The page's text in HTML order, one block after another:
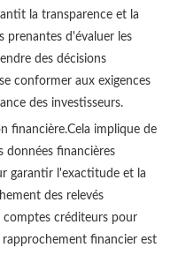
la transparence et la
prenantes d'évaluer les
des décisions
conformer aux exigences
des investisseurs.
financière.Cela implique de
données financières
garantir l'exactitude et la
des relevés
comptes créditeurs pour
rapprochement financier est